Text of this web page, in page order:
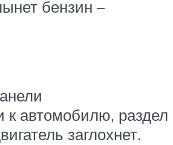
бензин –
к автомобилю, раздел
заглохнет.